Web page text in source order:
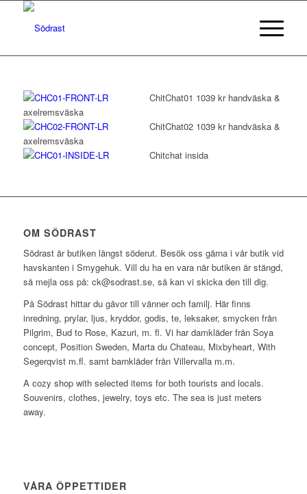
ChitChat01 1039 kr handväska &
axelremsväska
ChitChat02 1039 kr handväska &
axelremsväska
Chitchat insida
OM SÖDRAST
Södrast är butiken längst söderut. Besök oss gärna i vår butik vid
havskanten i Smygehuk. Vill du ha en vara när butiken är stängd,
så mejla oss på: ck@sodrast.se, så kan vi skicka den till dig.
På Södrast hittar du gåvor till vänner och familj. Här finns
inredning, prylar, ljus, kryddor, godis, te, leksaker, smycken från
Pilgrim, Bud to Rose, Kazuri, m. fl. Vi har damkläder från Soya
concept, Position Sweden, Marta du Chateau, Mixbyheart, With
Segerqvist m.fl. samt barnkläder från Villervalla m.m.
A cozy shop with selected items for both tourists and locals.
Souvenirs, clothes, jewelry, toys etc. The sea is just meters
away.
VÅRA ÖPPETTIDER